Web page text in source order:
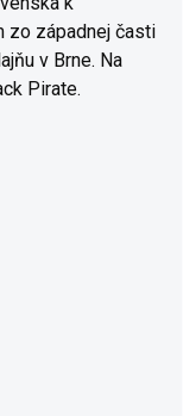
zo západnej časti
v Brne. Na
Pirate.